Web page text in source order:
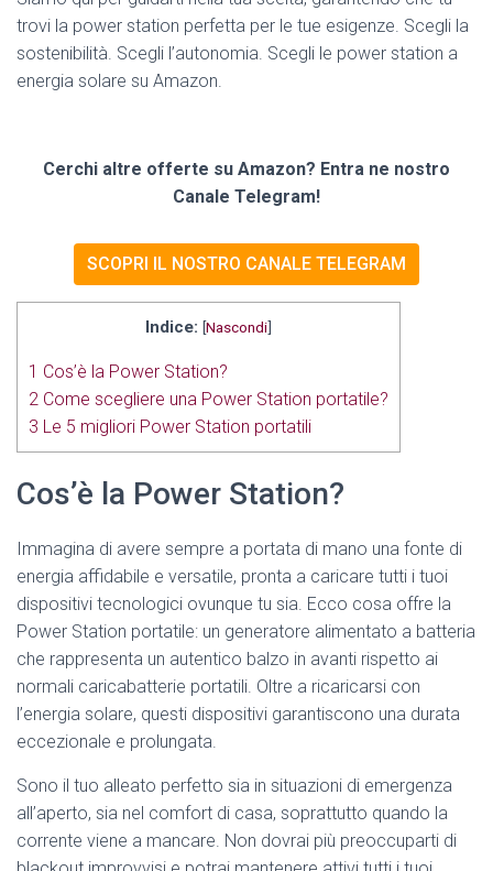
trovi la power station perfetta per le tue esigenze. Scegli la
sostenibilità. Scegli l’autonomia. Scegli le power station a
energia solare su Amazon.
Cerchi altre offerte su Amazon? Entra ne nostro
Canale Telegram!
SCOPRI IL NOSTRO CANALE TELEGRAM
Indice: [Nascondi]
1 Cos’è la Power Station?
2 Come scegliere una Power Station portatile?
3 Le 5 migliori Power Station portatili
Cos’è la Power Station?
Immagina di avere sempre a portata di mano una fonte di
energia affidabile e versatile, pronta a caricare tutti i tuoi
dispositivi tecnologici ovunque tu sia. Ecco cosa offre la
Power Station portatile: un generatore alimentato a batteria
che rappresenta un autentico balzo in avanti rispetto ai
normali caricabatterie portatili. Oltre a ricaricarsi con
l’energia solare, questi dispositivi garantiscono una durata
eccezionale e prolungata.
Sono il tuo alleato perfetto sia in situazioni di emergenza
all’aperto, sia nel comfort di casa, soprattutto quando la
corrente viene a mancare. Non dovrai più preoccuparti di